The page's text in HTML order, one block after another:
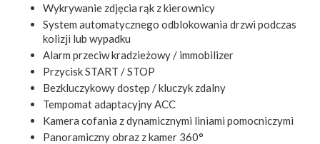
Wykrywanie zdjęcia rąk z kierownicy
System automatycznego odblokowania drzwi podczas
kolizji lub wypadku
Alarm przeciw kradzieżowy / immobilizer
Przycisk START / STOP
Bezkluczykowy dostęp / kluczyk zdalny
Tempomat adaptacyjny ACC
Kamera cofania z dynamicznymi liniami pomocniczymi
Panoramiczny obraz z kamer 360°